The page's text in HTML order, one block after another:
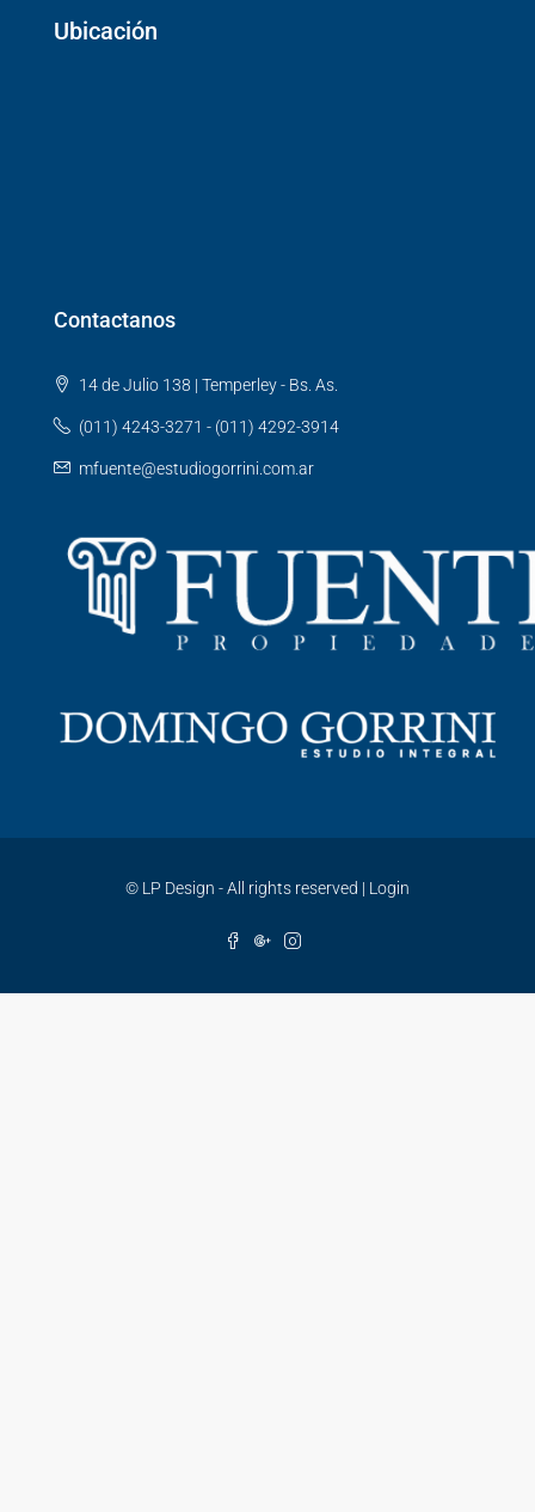
Ubicación
Contactanos
14 de Julio 138 | Temperley - Bs. As.
(011) 4243-3271 - (011) 4292-3914
mfuente@estudiogorrini.com.ar
© LP Design - All rights reserved | Login